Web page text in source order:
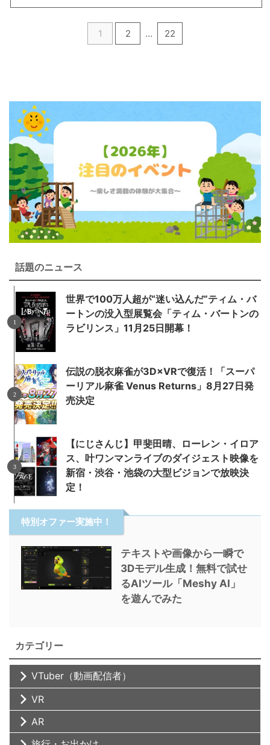
1 2 … 22
話題のニュース
世界で100万人超が“迷い込んだ”ティム・バ
ートンの没入型展覧会「ティム・バートンの
ラビリンス」11月25日開幕！
伝説の脱衣麻雀が3D×VRで復活！「スーパ
ーリアル麻雀 Venus Returns」8月27日発
売決定
【にじさんじ】甲斐田晴、ローレン・イロア
ス、叶ワンマンライブのダイジェスト映像を
新宿・渋谷・池袋の大型ビジョンで放映決
定！
特別オファー実施中！
テキストや画像から一瞬で
3Dモデル生成！無料で試せ
るAIツール「Meshy AI」
を遊んでみた
カテゴリー
VTuber（動画配信者）
VR
AR